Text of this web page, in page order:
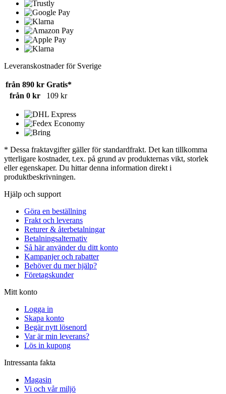
Leveranskostnader för Sverige
från 890 kr Gratis*
från 0 kr
109 kr
* Dessa fraktavgifter gäller för standardfrakt. Det kan tillkomma
ytterligare kostnader, t.ex. på grund av produkternas vikt, storlek
eller egenskaper. Du hittar denna information direkt i
produktbeskrivningen.
Hjälp och support
Göra en beställning
Frakt och leverans
Returer & återbetalningar
Betalningsalternativ
Så här använder du ditt konto
Kampanjer och rabatter
Behöver du mer hjälp?
Företagskunder
Mitt konto
Logga in
Skapa konto
Begär nytt lösenord
Var är min leverans?
Lös in kupong
Intressanta fakta
Magasin
Vi och vår miljö